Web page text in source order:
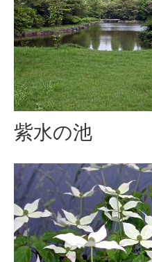
紫水の池